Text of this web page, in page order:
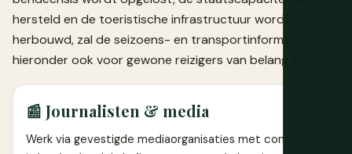
hersteld en de toeristische infrastructuur wordt
herbouwd, zal de seizoens- en transportinformatie
hieronder ook voor gewone reizigers van belang zijn.
📰 Journalisten & media
Werk via gevestigde mediaorganisaties met contacten